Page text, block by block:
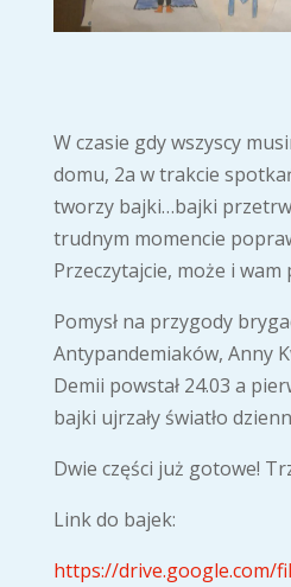
W czasie gdy wszyscy
domu, 2a w trakcie
tworzy bajki…bajki
trudnym momencie
Przeczytajcie, może i wam
Pomysł na przygody
Antypandemiaków, Anny
Demii powstał 24.03 a
bajki ujrzały światło
Dwie części już gotowe!
Link do bajek:
https://drive.google.com/